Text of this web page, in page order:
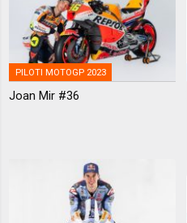
PILOTI MOTOGP 2023
Joan Mir #36